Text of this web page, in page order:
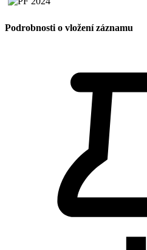
Podrobnosti o vložení záznamu